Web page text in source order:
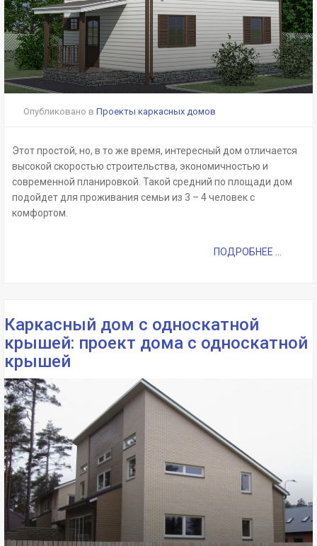
Опубликовано в Проекты каркасных домов
Этот простой, но, в то же время, интересный дом отличается
высокой скоростью строительства, экономичностью и
современной планировкой. Такой средний по площади дом
подойдет для проживания семьи из 3 – 4 человек с
комфортом.
ПОДРОБНЕЕ ...
Каркасный дом с односкатной
крышей: проект дома с односкатной
крышей